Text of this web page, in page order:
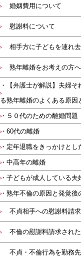
婚姻費用について
慰謝料について
相手方に子どもを連れ
熟年離婚をお考えの方へ
【弁護士が解説】夫婦
る熟年離婚のよくある原因
５０代のための離婚問題
60代の離婚
定年退職をきっかけとし
中高年の離婚
子どもが成人している夫
熟年不倫の原因と発覚後
不貞相手への慰謝料請求
不倫の慰謝料請求され
不貞・不倫行為を勤務